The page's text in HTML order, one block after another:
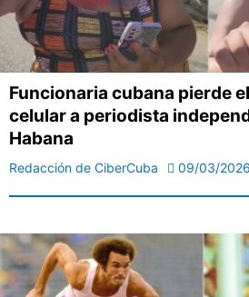
Funcionaria cubana pierde
celular a periodista
Habana
Redacción de CiberCuba 09/03/